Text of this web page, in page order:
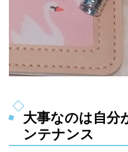
大事なのは自分
ンテナンス